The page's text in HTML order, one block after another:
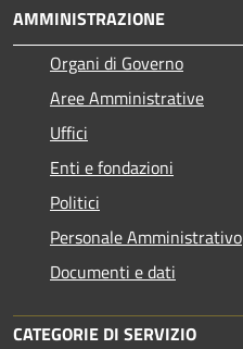
AMMINISTRAZIONE
Organi di Governo
Aree Amministrative
Uffici
Enti e fondazioni
Politici
Personale Amministrativo
Documenti e dati
CATEGORIE DI SERVIZIO